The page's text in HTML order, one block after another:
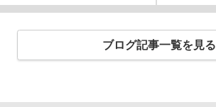
ブログ記事一覧を見る